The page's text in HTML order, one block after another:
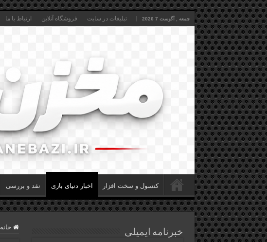
جمعه , آگوست 7 2026 تبلیغات در سایت فروشگاه آنلاین ارتباط با ما
کنسول و سخت افزار اخبار دنیای بازی نقد و بررسی
خانه
خبرنامه ایمیلی